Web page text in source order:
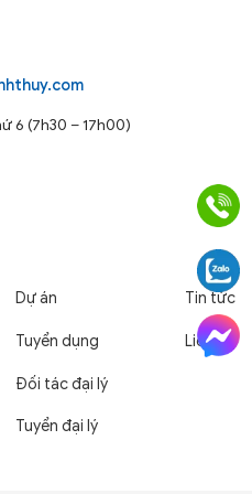
Ghế Phù Hợp Với
Đảm bảo nơ ghế hài hòa
gian và chủ đề của sự
liệu nơ ghế phù hợp với
trọng, nơ phi bóng
6 (7h30 – 17h00)
Dự án
Tuyển dụng
Đối tác đại lý
Tuyển đại lý
Tin tức
Liên hệ